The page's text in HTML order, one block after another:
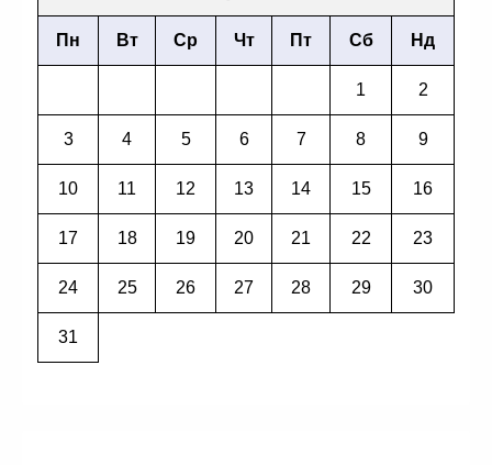
Пн Вт Ср Чт Пт Сб Нд
1 2
3 4 5 6 7 8 9
10 11 12 13 14 15 16
17 18 19 20 21 22 23
24 25 26 27 28 29 30
31